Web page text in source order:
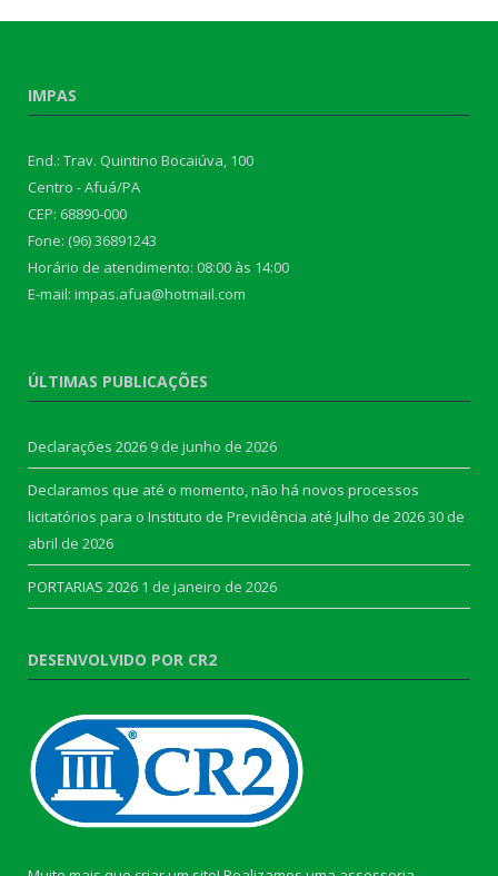
IMPAS
End.: Trav. Quintino Bocaiúva, 100
Centro - Afuá/PA
CEP: 68890-000
Fone: (96) 36891243
Horário de atendimento: 08:00 às 14:00
E-mail: impas.afua@hotmail.com
ÚLTIMAS PUBLICAÇÕES
Declarações 2026 9 de junho de 2026
Declaramos que até o momento, não há novos processos
licitatórios para o Instituto de Previdência até Julho de 202630 de
abril de 2026
PORTARIAS 2026 1 de janeiro de 2026
DESENVOLVIDO POR CR2